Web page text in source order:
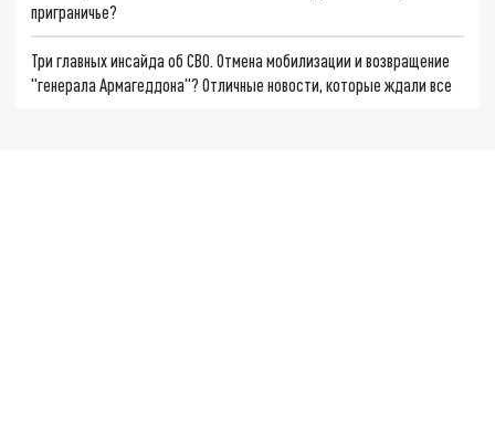
приграничье?
Три главных инсайда об СВО. Отмена мобилизации и возвращение
"генерала Армагеддона"? Отличные новости, которые ждали все